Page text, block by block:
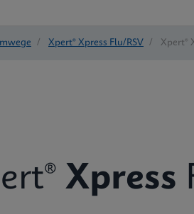
/ Xpert® Xpress Flu/RSV / Xpert®
Xpress